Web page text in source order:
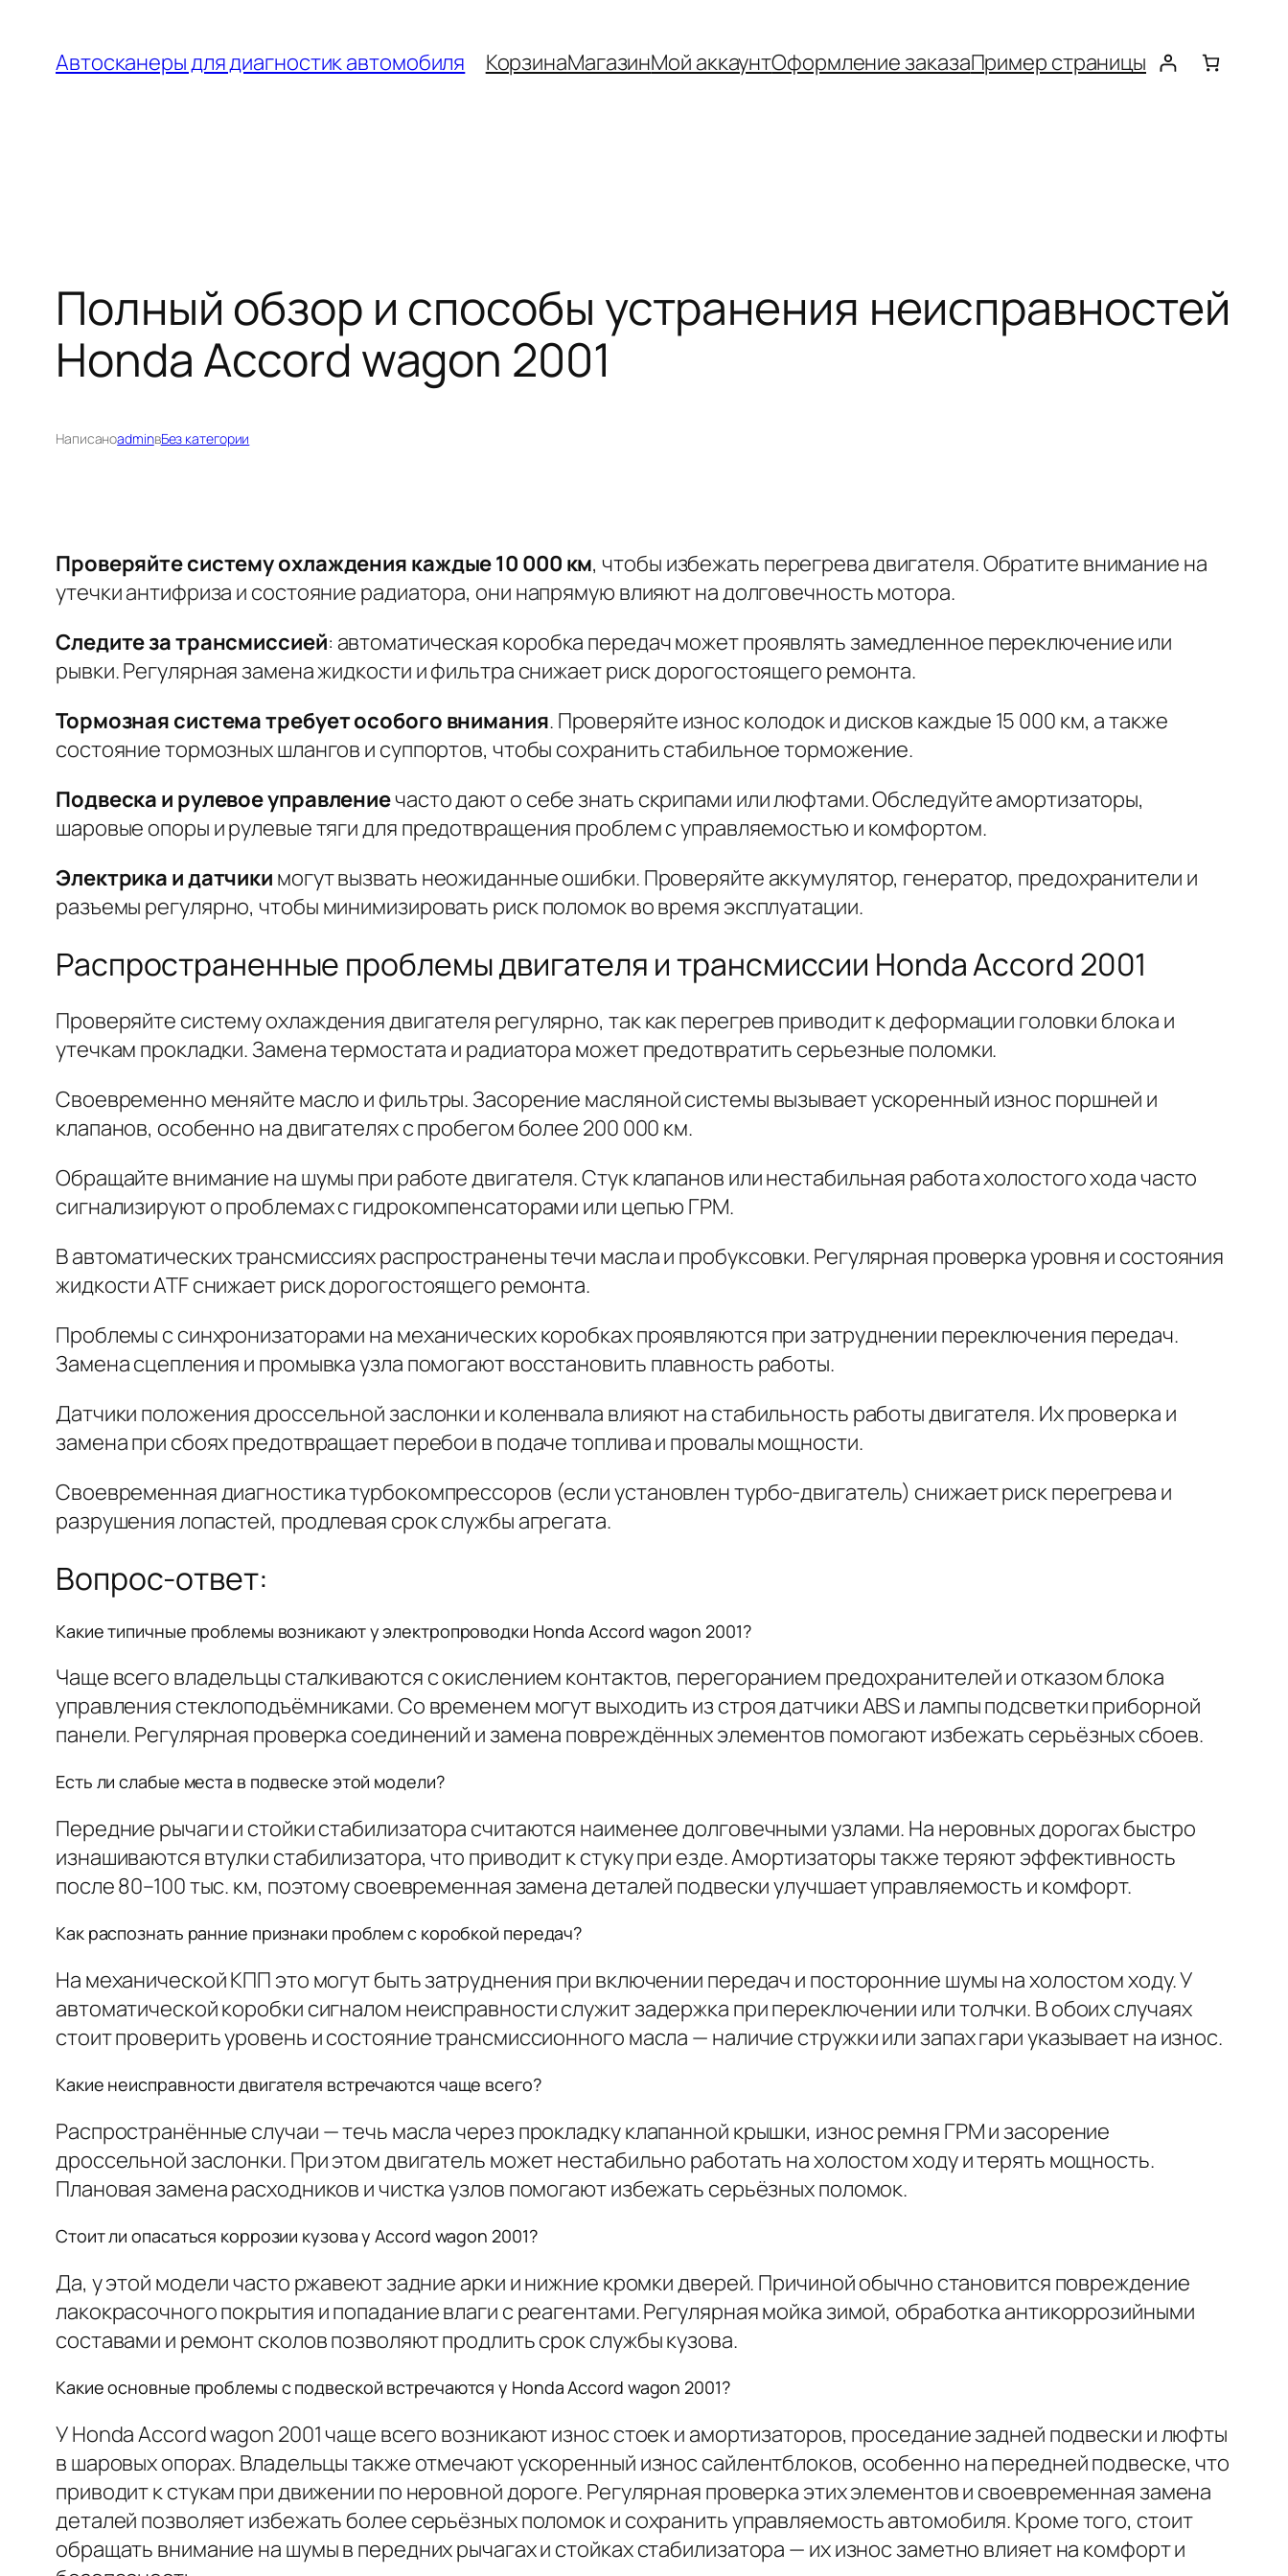
содержимому
Автосканеры для диагностик автомобиля КорзинаМагазинМой аккаунтОформление заказаПример страницы
Полный обзор и способы устранения неисправностей
Honda Accord wagon 2001
НаписаноadminвБез категории
Проверяйте систему охлаждения каждые 10 000 км, чтобы избежать перегрева двигателя. Обратите внимание на
утечки антифриза и состояние радиатора, они напрямую влияют на долговечность мотора.
Следите за трансмиссией: автоматическая коробка передач может проявлятьзамедленное переключение или
рывки. Регулярная замена жидкости и фильтра снижает риск дорогостоящего ремонта.
Тормозная система требует особого внимания. Проверяйте износ колодок и дисков каждые 15 000 км, а также
состояние тормозных шлангов и суппортов, чтобы сохранить стабильное торможение.
Подвеска и рулевое управлениечасто дают о себе знать скрипами или люфтами. Обследуйтеамортизаторы,
шаровые опоры и рулевые тягидля предотвращения проблем с управляемостью и комфортом.
Электрика и датчики могут вызвать неожиданные ошибки. Проверяйте аккумулятор, генератор, предохранители и
разъемы регулярно, чтобы минимизировать риск поломок во время эксплуатации.
Распространенные проблемы двигателя и трансмиссии Honda Accord 2001
Проверяйте систему охлаждения двигателя регулярно, так как перегрев приводит к деформации головки блока и
утечкам прокладки. Замена термостата и радиатора может предотвратить серьезные поломки.
Своевременно меняйте масло и фильтры. Засорение масляной системы вызывает ускоренный износ поршней и
клапанов, особенно на двигателях с пробегом более 200 000 км.
Обращайте внимание на шумы при работе двигателя. Стук клапанов или нестабильная работа холостого хода часто
сигнализируют о проблемах с гидрокомпенсаторами или цепью ГРМ.
В автоматических трансмиссиях распространены течи масла и пробуксовки. Регулярная проверка уровня и состояния
жидкости ATF снижает риск дорогостоящего ремонта.
Проблемы с синхронизаторами на механических коробках проявляются при затруднении переключения передач.
Замена сцепления и промывка узла помогают восстановить плавность работы.
Датчики положения дроссельной заслонки и коленвала влияют на стабильность работы двигателя. Их проверка и
замена при сбоях предотвращает перебои в подаче топлива и провалы мощности.
Своевременная диагностика турбокомпрессоров (если установлен турбо-двигатель) снижает риск перегрева и
разрушения лопастей, продлевая срок службы агрегата.
Вопрос-ответ:
Какие типичные проблемы возникают у электропроводки Honda Accord wagon 2001?
Чаще всего владельцы сталкиваются с окислением контактов, перегоранием предохранителей и отказом блока
управления стеклоподъёмниками. Со временем могут выходить из строя датчики ABS и лампы подсветки приборной
панели. Регулярная проверка соединений и замена повреждённых элементов помогают избежать серьёзных сбоев.
Есть ли слабые места в подвеске этой модели?
Передние рычаги и стойки стабилизатора считаются наименее долговечными узлами. На неровных дорогах быстро
изнашиваются втулки стабилизатора, что приводит к стуку при езде. Амортизаторы также теряют эффективность
после 80–100 тыс. км, поэтому своевременная замена деталей подвески улучшает управляемость и комфорт.
Как распознать ранние признаки проблем с коробкой передач?
На механической КПП это могут быть затруднения при включении передач и посторонние шумы на холостом ходу. У
автоматической коробки сигналом неисправности служит задержка при переключении или толчки. В обоих случаях
стоит проверить уровень и состояние трансмиссионного масла — наличие стружки или запах гари указывает на износ.
Какие неисправности двигателя встречаются чаще всего?
Распространённые случаи — течь масла через прокладку клапанной крышки, износ ремня ГРМ и засорение
дроссельной заслонки. При этом двигатель может нестабильно работать на холостом ходу и терять мощность.
Плановая замена расходников и чистка узлов помогают избежать серьёзных поломок.
Стоит ли опасаться коррозии кузова у Accord wagon 2001?
Да, у этой модели часто ржавеют задние арки и нижние кромки дверей. Причиной обычно становится повреждение
лакокрасочного покрытия и попадание влаги с реагентами. Регулярная мойка зимой, обработка антикоррозийными
составами и ремонт сколов позволяют продлить срок службы кузова.
Какие основные проблемы с подвеской встречаются у Honda Accord wagon 2001?
У Honda Accord wagon 2001 чаще всего возникают износ стоек и амортизаторов, проседание задней подвески и люфты
в шаровых опорах. Владельцы также отмечают ускоренный износ сайлентблоков, особенно на передней подвеске, что
приводит к стукам при движении по неровной дороге. Регулярная проверка этих элементов и своевременная замена
деталей позволяет избежать более серьёзных поломок и сохранить управляемость автомобиля. Кроме того, стоит
обращать внимание на шумы в передних рычагах и стойках стабилизатора — их износ заметно влияет на комфорт и